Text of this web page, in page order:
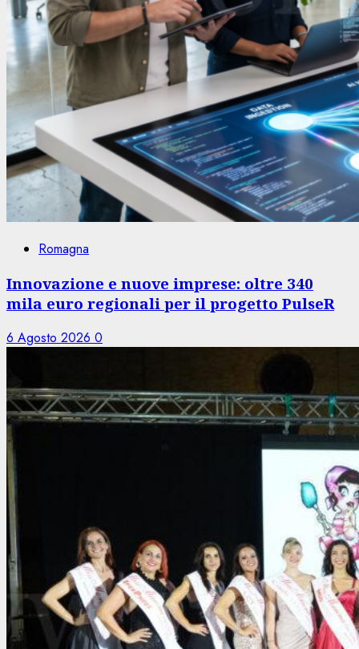
Romagna
Innovazione e nuove imprese: oltre 340
mila euro regionali per il progetto PulseR
6 Agosto 2026 0